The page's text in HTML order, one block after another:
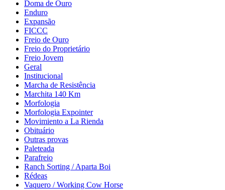
Doma de Ouro
Enduro
Expansão
FICCC
Freio de Ouro
Freio do Proprietário
Freio Jovem
Geral
Institucional
Marcha de Resistência
Marchita 140 Km
Morfologia
Morfologia Expointer
Movimiento a La Rienda
Obituário
Outras provas
Paleteada
Parafreio
Ranch Sorting / Aparta Boi
Rédeas
Vaquero / Working Cow Horse